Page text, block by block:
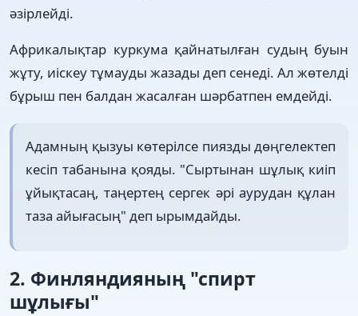
әзірлейді.
Африкалықтар куркума қайнатылған судың буын
жұту, иіскеу тұмауды жазады деп сенеді. Ал жөтелді
бұрыш пен балдан жасалған шәрбатпен емдейді.
Адамның қызуы көтерілсе пиязды дөңгелектеп
кесіп табанына қояды. "Сыртынан шұлық киіп
ұйықтасаң, таңертең сергек әрі аурудан құлан
таза айығасың" деп ырымдайды.
2. Финляндияның "спирт
шұлығы"